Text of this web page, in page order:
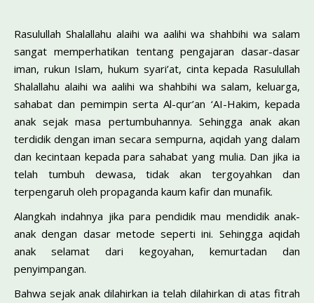
Rasulullah Shalallahu alaihi wa aalihi wa shahbihi wa salam
sangat memperhatikan tentang pengajaran dasar-dasar
iman, rukun Islam, hukum syari’at, cinta kepada Rasulullah
Shalallahu alaihi wa aalihi wa shahbihi wa salam, keluarga,
sahabat dan pemimpin serta Al-qur’an ‘AI-Hakim, kepada
anak sejak masa pertumbuhannya. Sehingga anak akan
terdidik dengan iman secara sempurna, aqidah yang dalam
dan kecintaan kepada para sahabat yang mulia. Dan jika ia
telah tumbuh dewasa, tidak akan tergoyahkan dan
terpengaruh oleh propaganda kaum kafir dan munafik.
Alangkah indahnya jika para pendidik mau mendidik anak-
anak dengan dasar metode seperti ini. Sehingga aqidah
anak selamat dari kegoyahan, kemurtadan dan
penyimpangan.
Bahwa sejak anak dilahirkan ia telah dilahirkan di atas fitrah